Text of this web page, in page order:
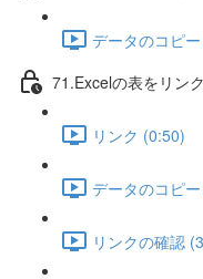
データのコピ
71.Excelの表をリン
リンク (0:50)
データのコピ
リンクの確認